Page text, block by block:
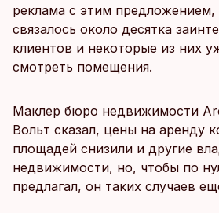
реклама с этим
связалось около десятка
клиентов и некоторые из них
смотреть помещения.
Маклер бюро недвижимости
Вольт сказал, цены на аренду
площадей снизили и другие
недвижимости, но, чтобы по
предлагал, он таких случаев